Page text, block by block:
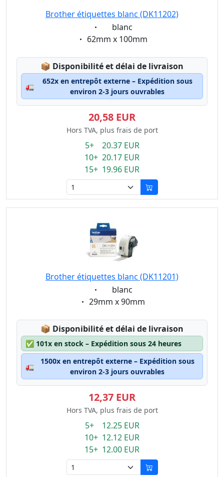
Brother étiquettes blanc (DK11202)
Eigenschaft:
blanc
Eigenschaft:
62mm x 100mm
📦 Lagerstatus:
Disponibilité et délai de livraison
🚛
652x en entrepôt externe – Expédition sous
environ 2-3 jours ouvrables
20,58 EUR
Hors TVA, plus frais de port
5+ 20.37 EUR
10+ 20.17 EUR
15+ 19.96 EUR
Brother étiquettes blanc (DK11201)
Eigenschaft:
blanc
Eigenschaft:
29mm x 90mm
📦 Lagerstatus:
Disponibilité et délai de livraison
✅ 101x en stock – Expédition sous 24 heures
🚛
1500x en entrepôt externe – Expédition sous
environ 2-3 jours ouvrables
12,37 EUR
Hors TVA, plus frais de port
5+ 12.25 EUR
10+ 12.12 EUR
15+ 12.00 EUR